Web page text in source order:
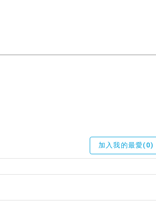
加入我的最愛(0)